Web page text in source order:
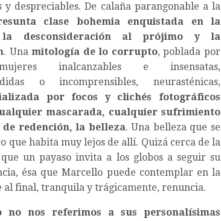
y despreciables. De calaña parangonable a la
clase bohemia enquistada en la
la desconsideración al prójimo y la
. Unamitología de lo corrupto, poblada por
inalcanzables e insensatas,
o incomprensibles, neurasténicas,
por focos y clichés fotográficos
mascarada, cualquier sufrimiento
redención, la belleza. Una belleza que se
que habita muy lejos de allí. Quizá cerca de la
un payaso invita a los globos a seguir su
ésa que Marcello puede contemplar en la
al final, tranquila y trágicamente, renuncia.
nos referimos a sus personalísimas